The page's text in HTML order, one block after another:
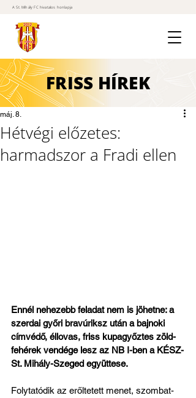
A St. Mihály FC hivatalos honlapja
FRISS HÍREK
Hétvégi előzetes:
harmadszor a Fradi ellen
máj. 8.
Ennél nehezebb feladat nem is jöhetne: a
szerdai győri bravúriksz után a bajnoki
címvédő, éllovas, friss kupagyőztes zöld-
fehérek vendége lesz az NB I-ben a KÉSZ-
St. Mihály-Szeged együttese.
Folytatódik az erőltetett menet, szombat-